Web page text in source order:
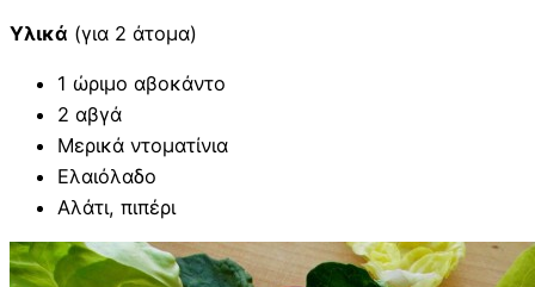
Υλικά (για 2 άτομα)
1 ώριμο αβοκάντο
2 αβγά
Μερικά ντοματίνια
Ελαιόλαδο
Αλάτι, πιπέρι